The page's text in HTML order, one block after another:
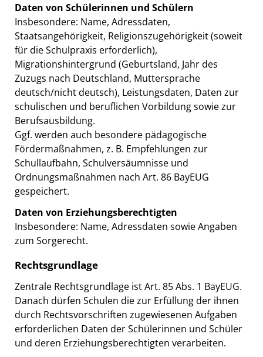
Daten von Schülerinnen und Schülern
Insbesondere: Name, Adressdaten,
Staatsangehörigkeit, Religionszugehörigkeit (soweit
für die Schulpraxis erforderlich),
Migrationshintergrund (Geburtsland, Jahr des
Zuzugs nach Deutschland, Muttersprache
deutsch/nicht deutsch), Leistungsdaten, Daten zur
schulischen und beruflichen Vorbildung sowie zur
Berufsausbildung.
Ggf. werden auch besondere pädagogische
Fördermaßnahmen, z. B. Empfehlungen zur
Schullaufbahn, Schulversäumnisse und
Ordnungsmaßnahmen nach Art. 86 BayEUG
gespeichert.
Daten von Erziehungsberechtigten
Insbesondere: Name, Adressdaten sowie Angaben
zum Sorgerecht.
Rechtsgrundlage
Zentrale Rechtsgrundlage ist Art. 85 Abs. 1 BayEUG.
Danach dürfen Schulen die zur Erfüllung der ihnen
durch Rechtsvorschriften zugewiesenen Aufgaben
erforderlichen Daten der Schülerinnen und Schüler
und deren Erziehungsberechtigten verarbeiten.